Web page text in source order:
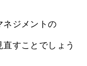
ネジメントの
直すことでしょう